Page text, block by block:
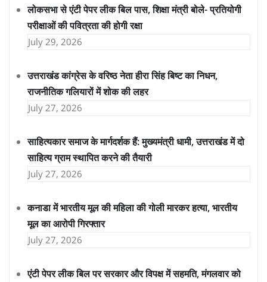
लोकसभा से एंटी पेपर लीक बिल पास, शिक्षा मंत्री बोले- प्रतियोगी
परीक्षाओं की पवित्रता की होगी रक्षा
July 29, 2026
उत्तराखंड कांग्रेस के वरिष्ठ नेता हीरा सिंह बिष्ट का निधन,
राजनीतिक गलियारों में शोक की लहर
July 27, 2026
साहित्यकार समाज के मार्गदर्शक हैं: मुख्यमंत्री धामी, उत्तराखंड में दो
साहित्य ग्राम स्थापित करने की तैयारी
July 27, 2026
कनाडा में भारतीय मूल की महिला की गोली मारकर हत्या, भारतीय
मूल का आरोपी गिरफ्तार
July 27, 2026
एंटी पेपर लीक बिल पर सरकार और विपक्ष में सहमति, मंगलवार को